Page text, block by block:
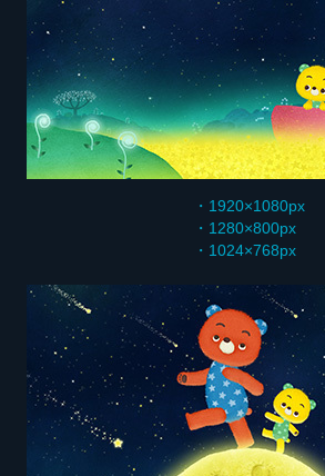
・1920×1080px
・1280×800px
・1024×768px